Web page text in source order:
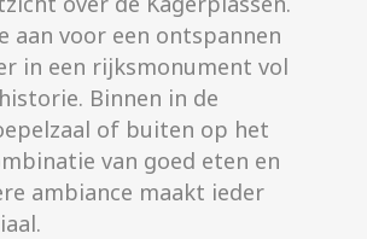
aan voor een ontspannen
in een rijksmonument vol
Binnen in de
of buiten op het
van goed eten en
ambiance maakt ieder